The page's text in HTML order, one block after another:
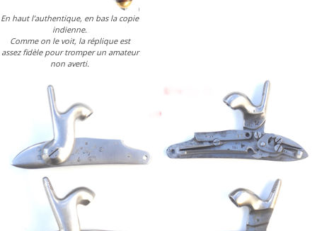
En haut l’authentique, en bas la copie
indienne.
Comme on le voit, la réplique est
assez fidèle pour tromper un amateur
non averti.